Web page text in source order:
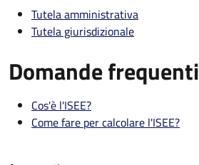
Tutela amministrativa
Tutela giurisdizionale
Domande frequenti
Cos'è l'ISEE?
Come fare per calcolare l'ISEE?